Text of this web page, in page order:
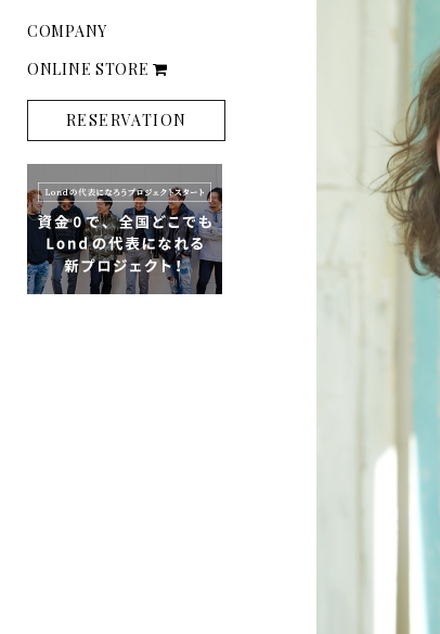
COMPANY
ONLINE STORE
RESERVATION